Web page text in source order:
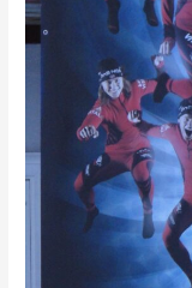
第